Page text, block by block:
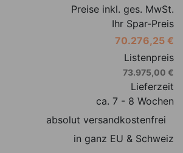
Preise inkl. ges. MwSt.
Ihr Spar-Preis
70.276,25 €
Listenpreis
73.975,00 €
Lieferzeit
ca. 7 - 8 Wochen
absolut versandkostenfrei
in ganz EU & Schweiz